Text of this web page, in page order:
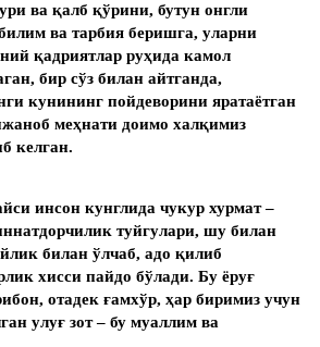
ва қалб қўрини, бутун онгли
ва тарбия беришга, уларни
қадриятлар руҳида камол
бир сўз билан айтганда,
кунининг пойдеворини яратаётган
меҳнати доимо халқимиз
келган.
инсон кунглида чукур хурмат –
туйгулари, шу билан
билан ўлчаб, адо қилиб
хисси пайдо бўлади. Бу ёруғ
отадек ғамхўр, ҳар биримиз учун
улуғ зот – бу муаллим ва